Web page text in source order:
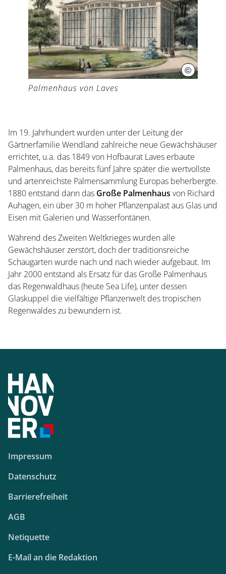
©
Palmenhaus von Laves
Im 19. Jahrhundert wurden unter der Leitung der
Gärtnerfamilie Wendland zahlreiche neue Gewächshäuser
errichtet, u.a. das 1849 von Hofbaurat Laves erbaute
Palmenhaus, das bereits fünf Jahre später die wertvollste
und artenreichste Palmensammlung Europas beherbergte.
1880 entstand dann das Große Palmenhaus von Richard
Auhagen, ein über 30 m hoher Pflanzenpalast aus Glas und
Eisen mit Galerien und Wasserfontänen.
Während des Zweiten Weltkrieges wurden alle
Gewächshäuser zerstört, doch der traditionsreiche
Schaugarten wurde nach und nach wieder aufgebaut. Im
Jahr 2000 entstand als Ersatz für das Große Palmenhaus
das Regenwaldhaus (heute Sea Life), unter dessen
Glaskuppel die vielfältige Pflanzenwelt des tropischen
Regenwaldes zu bewundern ist.
Impressum
Datenschutz
Barrierefreiheit
AGB
Netiquette
E-Mail an die Redaktion